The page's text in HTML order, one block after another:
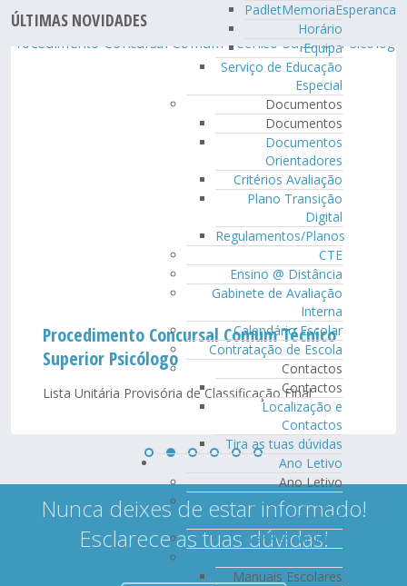
PadletMemoriaEsperanca
Horário
Equipa
Serviço de Educação
Especial
Documentos
Documentos
Documentos
Orientadores
Critérios Avaliação
Plano Transição
Digital
Regulamentos/Planos
CTE
Ensino @ Distância
Gabinete de Avaliação
Interna
Calendário Escolar
Contratação de Escola
Contactos
Contactos
Localização e
Contactos
Tira as tuas dúvidas
Ano Letivo
Ano Letivo
Oferta Formativa
2026/2027
Tarefas Intuitivo
Manuais Escolares
ÚLTIMAS NOVIDADES
Procedimento Concursal Comum Técnico
Superior Psicólogo
Lista Unitária Provisória de Classificação Final
Nunca deixes de estar informado!
Esclarece as tuas dúvidas!